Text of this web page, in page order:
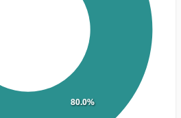
80.0%